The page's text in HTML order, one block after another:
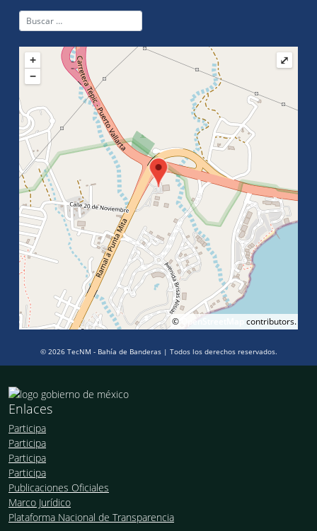
+
−
© OpenStreetMap contributors.
⤢
© 2026 TecNM - Bahía de Banderas | Todos los derechos reservados.
Enlaces
Participa
Participa
Participa
Participa
Publicaciones Oficiales
Marco Jurídico
Plataforma Nacional de Transparencia